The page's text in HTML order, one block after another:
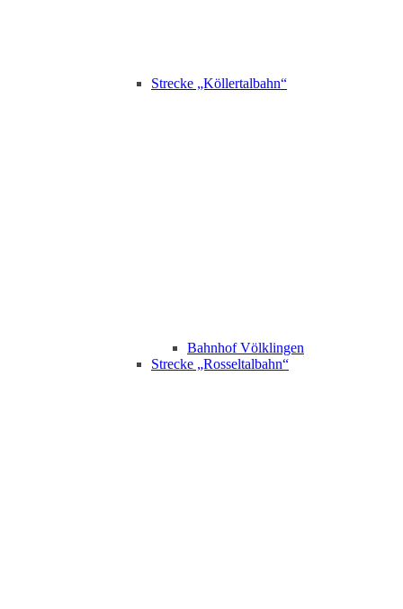
Strecke „Köllertalbahn“
Bahnhof Völklingen
Strecke „Rosseltalbahn“